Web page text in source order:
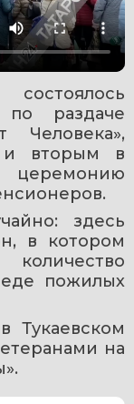
раздаче
Человека»,
и вторым в
здесь
в котором
пожилых
Тукаевском
на